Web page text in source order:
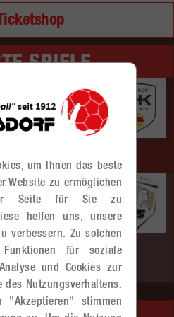
Ticketshop
SPIELE
um Ihnen das beste
Website zu ermöglichen
Seite für Sie zu
helfen uns, unsere
verbessern. Zu solchen
Funktionen für soziale
und Cookies zur
des Nutzungsverhaltens.
"Akzeptieren" stimmen